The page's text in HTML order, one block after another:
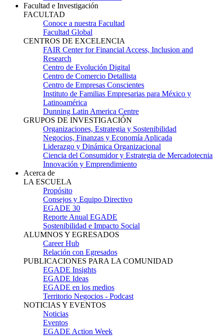
Facultad e Investigación
FACULTAD
Conoce a nuestra Facultad
Facultad Global
CENTROS DE EXCELENCIA
FAIR Center for Financial Access, Inclusion and
Research
Centro de Evolución Digital
Centro de Comercio Detallista
Centro de Empresas Conscientes
Instituto de Familias Empresarias para México y
Latinoamérica
Dunning Latin America Centre
GRUPOS DE INVESTIGACIÓN
Organizaciones, Estrategia y Sostenibilidad
Negocios, Finanzas y Economía Aplicada
Liderazgo y Dinámica Organizacional
Ciencia del Consumidor y Estrategia de Mercadotecnia
Innovación y Emprendimiento
Acerca de
LA ESCUELA
Propósito
Consejos y Equipo Directivo
EGADE 30
Reporte Anual EGADE
Sostenibilidad e Impacto Social
ALUMNOS Y EGRESADOS
Career Hub
Relación con Egresados
PUBLICACIONES PARA LA COMUNIDAD
EGADE Insights
EGADE Ideas
EGADE en los medios
Territorio Negocios - Podcast
NOTICIAS Y EVENTOS
Noticias
Eventos
EGADE Action Week